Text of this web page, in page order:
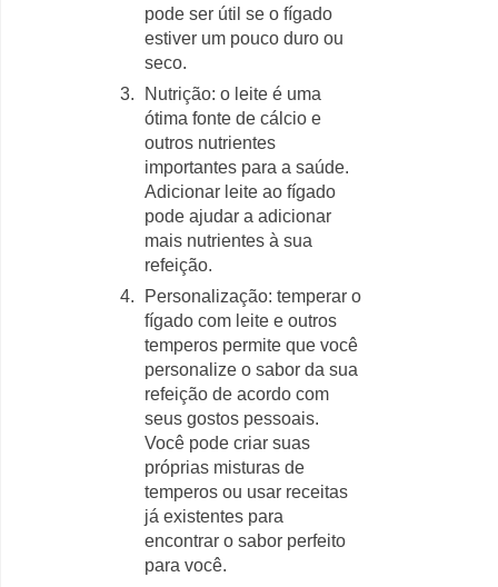
pode ser útil se o fígado
estiver um pouco duro ou
seco.
Nutrição: o leite é uma
ótima fonte de cálcio e
outros nutrientes
importantes para a saúde.
Adicionar leite ao fígado
pode ajudar a adicionar
mais nutrientes à sua
refeição.
Personalização: temperar o
fígado com leite e outros
temperos permite que você
personalize o sabor da sua
refeição de acordo com
seus gostos pessoais.
Você pode criar suas
próprias misturas de
temperos ou usar receitas
já existentes para
encontrar o sabor perfeito
para você.